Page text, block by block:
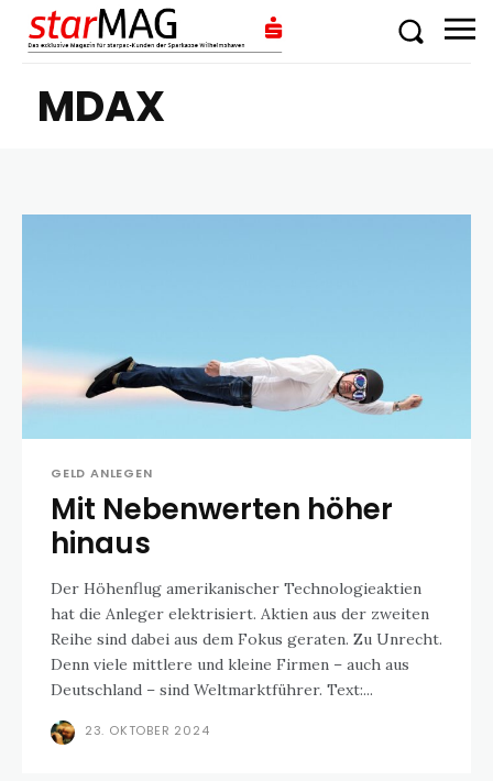
MDAX
GELD ANLEGEN
Mit Nebenwerten höher
hinaus
Der Höhenflug amerikanischer Technologieaktien
hat die Anleger elektrisiert. Aktien aus der zweiten
Reihe sind dabei aus dem Fokus geraten. Zu Unrecht.
Denn viele mittlere und kleine Firmen – auch aus
Deutschland – sind Weltmarktführer. Text:...
23. OKTOBER 2024